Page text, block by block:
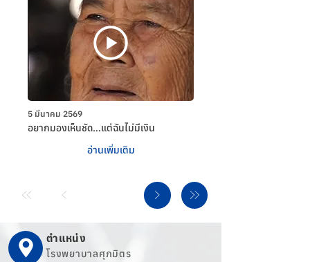
5 มีนาคม 2569
อยากมองเห็นชัด…แต่ฉันไม่มีเงิน
อ่านเพิ่มเติม
ตำแหน่ง
โรงพยาบาลศุภมิตร